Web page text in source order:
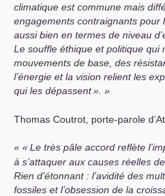
climatique est commune mais
engagements contraignants pour
aussi bien en termes de niveau
Le souffle éthique et politique qui
mouvements de base, des
l’énergie et la vision relient les
qui les dépassent».
Thomas Coutrot, porte-parole
«Le très pâle accord reflète
à s’attaquer aux causes réelles
Rien d’étonnant : l’avidité des
fossiles et l’obsession de la